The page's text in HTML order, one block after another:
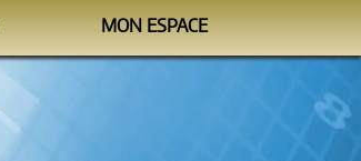
MON ESPACE
M'identifier